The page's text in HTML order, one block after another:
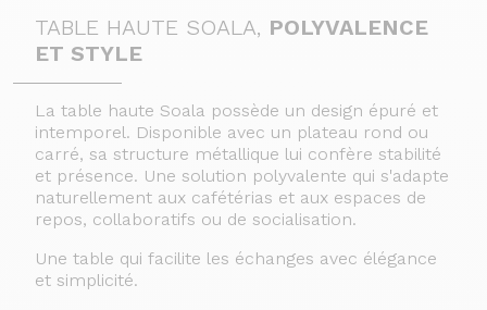
TABLE HAUTE SOALA, POLYVALENCE
ET STYLE
La table haute Soala possède un design épuré et
intemporel. Disponible avec un plateau rond ou
carré, sa structure métallique lui confère stabilité
et présence. Une solution polyvalente qui s'adapte
naturellement aux cafétérias et aux espaces de
repos, collaboratifs ou de socialisation.
Une table qui facilite les échanges avec élégance
et simplicité.